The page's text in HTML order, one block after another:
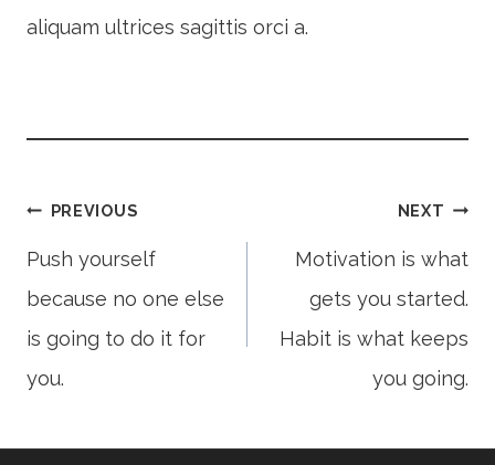
aliquam ultrices sagittis orci a.
Post
navigation
PREVIOUS
Push yourself
because no one else
is going to do it for
you.
NEXT
Motivation is what
gets you started.
Habit is what keeps
you going.